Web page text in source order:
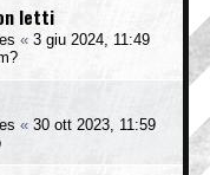
letti
« 3 giu 2024, 11:49
« 30 ott 2023, 11:59